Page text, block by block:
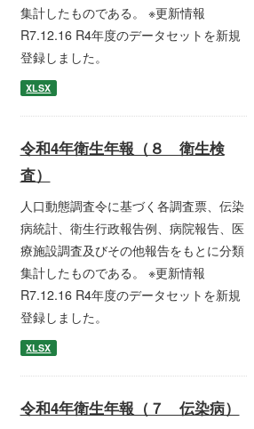
集計したものである。 ※更新情報
R7.12.16 R4年度のデータセットを新規
登録しました。
XLSX
令和4年衛生年報（８ 衛生検
査）
人口動態調査令に基づく各調査票、伝染
病統計、衛生行政報告例、病院報告、医
療施設調査及びその他報告をもとに分類
集計したものである。 ※更新情報
R7.12.16 R4年度のデータセットを新規
登録しました。
XLSX
令和4年衛生年報（７ 伝染病）